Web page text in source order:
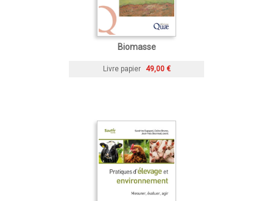
Biomasse
Livre papier 49,00 €